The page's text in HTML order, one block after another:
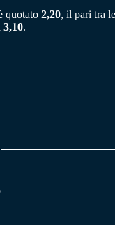
quotato 2,20, il pari tra
3,10.